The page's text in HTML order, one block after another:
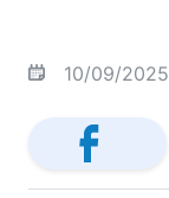
10/09/2025